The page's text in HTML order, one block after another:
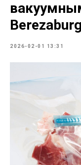
Berezaburg
2026-02-01 13:31